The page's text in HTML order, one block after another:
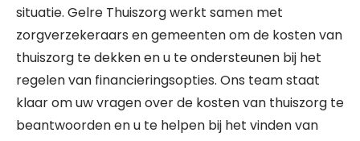
situatie. Gelre Thuiszorg werkt samen met
zorgverzekeraars en gemeenten om de kosten van
thuiszorg te dekken en u te ondersteunen bij het
regelen van financieringsopties. Ons team staat
klaar om uw vragen over de kosten van thuiszorg te
beantwoorden en u te helpen bij het vinden van